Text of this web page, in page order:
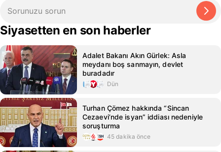
Siyasetten en son haberler
Adalet Bakanı Akın Gürlek: Asla
meydanı boş sanmayın, devlet
buradadır
Dün
Turhan Çömez hakkında “Sincan
Cezaevi’nde isyan” iddiası nedeniyle
soruşturma
45 dakika önce